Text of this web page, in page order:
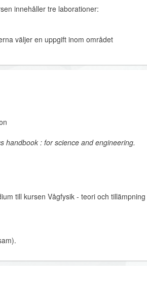
innehåller tre laborationer:
väljer en uppgift inom området
handbook : for science and engineering.
till kursen Vågfysik - teori och tillämpning